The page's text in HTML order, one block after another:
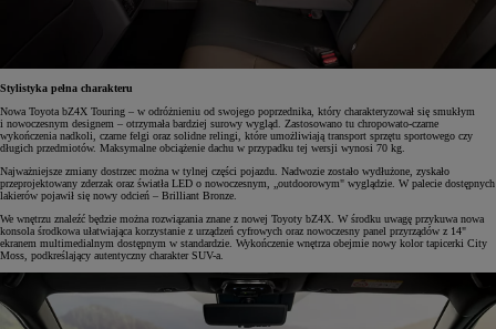
Stylistyka pełna charakteru
Nowa Toyota bZ4X Touring – w odróżnieniu od swojego poprzednika, który charakteryzował się smukłym
i nowoczesnym designem – otrzymała bardziej surowy wygląd. Zastosowano tu chropowato-czarne
wykończenia nadkoli, czarne felgi oraz solidne relingi, które umożliwiają transport sprzętu sportowego czy
długich przedmiotów. Maksymalne obciążenie dachu w przypadku tej wersji wynosi 70 kg.
Najważniejsze zmiany dostrzec można w tylnej części pojazdu. Nadwozie zostało wydłużone, zyskało
przeprojektowany zderzak oraz światła LED o nowoczesnym, „outdoorowym" wyglądzie. W palecie dostępnych
lakierów pojawił się nowy odcień – Brilliant Bronze.
We wnętrzu znaleźć będzie można rozwiązania znane z nowej Toyoty bZ4X. W środku uwagę przykuwa nowa
konsola środkowa ułatwiająca korzystanie z urządzeń cyfrowych oraz nowoczesny panel przyrządów z 14"
ekranem multimedialnym dostępnym w standardzie. Wykończenie wnętrza obejmie nowy kolor tapicerki City
Moss, podkreślający autentyczny charakter SUV-a.